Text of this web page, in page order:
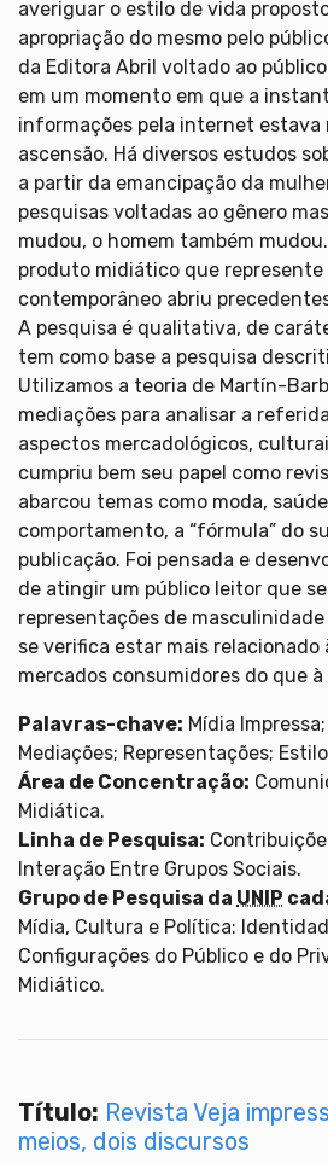
averiguar o estilo de vida
apropriação do mesmo pelo
da Editora Abril voltado ao
em um momento em que a
informações pela internet estava
ascensão. Há diversos estudos
a partir da emancipação da
pesquisas voltadas ao gênero
mudou, o homem também
produto midiático que represente
contemporâneo abriu
A pesquisa é qualitativa, de
tem como base a pesquisa
Utilizamos a teoria de Martín-
mediações para analisar a
aspectos mercadológicos,
cumpriu bem seu papel como
abarcou temas como moda,
comportamento, a “fórmula” do
publicação. Foi pensada e
de atingir um público leitor que
representações de
se verifica estar mais
mercados consumidores do que
Palavras-chave: Mídia
Mediações; Representações;
Área de Concentração:
Midiática.
Linha de Pesquisa:
Interação Entre Grupos Sociais.
Grupo de Pesquisa da UNIP
Mídia, Cultura e Política:
Configurações do Público e do
Midiático.
Título: Revista Veja
meios, dois discursos